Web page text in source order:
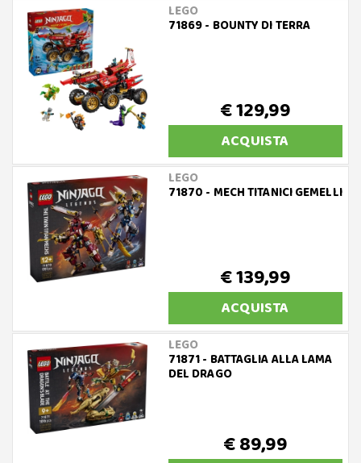
LEGO
71869 - BOUNTY DI TERRA
€ 129,99
ACQUISTA
LEGO
71870 - MECH TITANICI GEMELLI
€ 139,99
ACQUISTA
LEGO
71871 - BATTAGLIA ALLA LAMA
DEL DRAGO
€ 89,99